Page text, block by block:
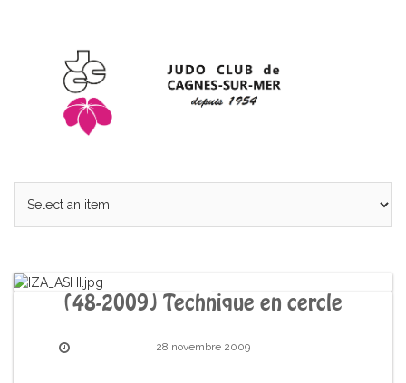
(48-2009) Technique en cercle
28 novembre 2009